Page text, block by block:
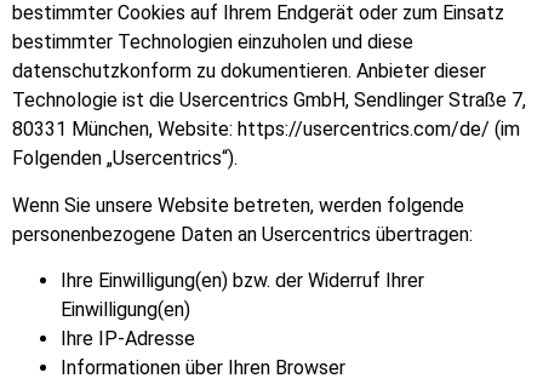
bestimmter Cookies auf Ihrem Endgerät oder zum Einsatz
bestimmter Technologien einzuholen und diese
datenschutzkonform zu dokumentieren. Anbieter dieser
Technologie ist die Usercentrics GmbH, Sendlinger Straße 7,
80331 München, Website: https://usercentrics.com/de/ (im
Folgenden „Usercentrics“).
Wenn Sie unsere Website betreten, werden folgende
personenbezogene Daten an Usercentrics übertragen:
Ihre Einwilligung(en) bzw. der Widerruf Ihrer
Einwilligung(en)
Ihre IP-Adresse
Informationen über Ihren Browser